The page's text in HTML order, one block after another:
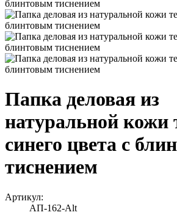
Папка деловая из
натуральной кожи
синего цвета с
тиснением
Артикул:
АП-162-Alt